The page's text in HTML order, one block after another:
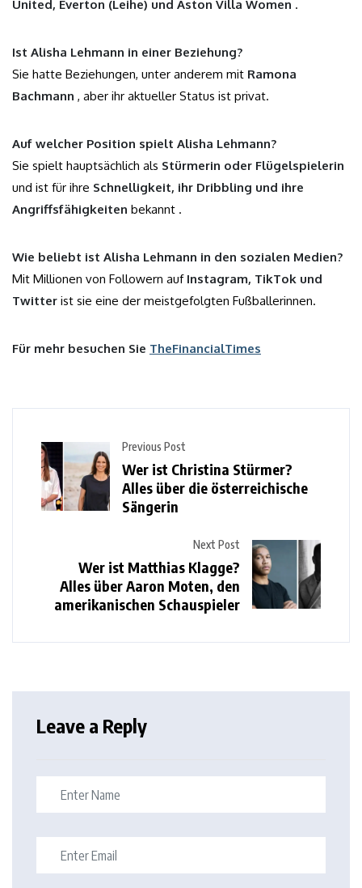
United, Everton (Leihe) und Aston Villa Women .
Ist Alisha Lehmann in einer Beziehung?
Sie hatte Beziehungen, unter anderem mit Ramona
Bachmann , aber ihr aktueller Status ist privat.
Auf welcher Position spielt Alisha Lehmann?
Sie spielt hauptsächlich als Stürmerin oder Flügelspielerin
und ist für ihre Schnelligkeit, ihr Dribbling und ihre
Angriffsfähigkeiten bekannt .
Wie beliebt ist Alisha Lehmann in den sozialen Medien?
Mit Millionen von Followern auf Instagram, TikTok und
Twitter ist sie eine der meistgefolgten Fußballerinnen.
Für mehr besuchen Sie TheFinancialTimes
Previous Post
Wer ist Christina Stürmer?
Alles über die österreichische
Sängerin
Next Post
Wer ist Matthias Klagge?
Alles über Aaron Moten, den
amerikanischen Schauspieler
Leave a Reply